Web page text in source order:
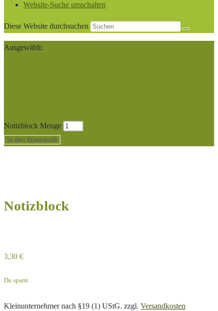
Website-Suche umschalten
Diese Website durchsuchen
Ausgewählt:
Notizblock Menge
In den Warenkorb
Notizblock
3,30 €
Du sparst
Kleinunternehmer nach §19 (1) UStG. zzgl. Versandkosten